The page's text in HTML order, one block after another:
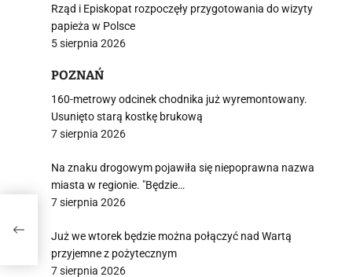
Rząd i Episkopat rozpoczęły przygotowania do wizyty
papieża w Polsce
5 sierpnia 2026
POZNAŃ
160-metrowy odcinek chodnika już wyremontowany.
Usunięto starą kostkę brukową
7 sierpnia 2026
Na znaku drogowym pojawiła się niepoprawna nazwa
miasta w regionie. "Będzie…
7 sierpnia 2026
Już we wtorek będzie można połączyć nad Wartą
przyjemne z pożytecznym
7 sierpnia 2026